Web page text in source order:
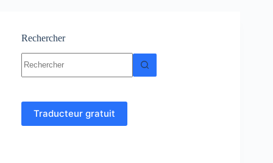
Exercices
Examens
Rechercher
résultat
Traducteur gratuit